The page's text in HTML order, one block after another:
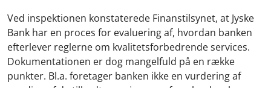
Ved inspektionen konstaterede Finanstilsynet, at Jyske
Bank har en proces for evaluering af, hvordan banken
efterlever reglerne om kvalitetsforbedrende services.
Dokumentationen er dog mangelfuld på en række
punkter. Bl.a. foretager banken ikke en vurdering af